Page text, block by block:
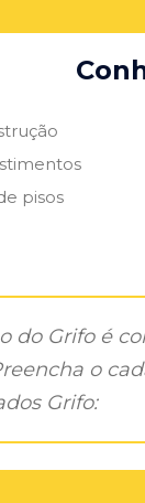
pisos
do Grifo é
o
Grifo: